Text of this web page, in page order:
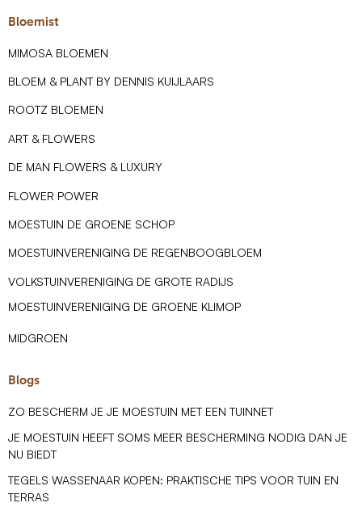
Bloemist
MIMOSA BLOEMEN
BLOEM & PLANT BY DENNIS KUIJLAARS
ROOTZ BLOEMEN
ART & FLOWERS
DE MAN FLOWERS & LUXURY
FLOWER POWER
MOESTUIN DE GROENE SCHOP
MOESTUINVERENIGING DE REGENBOOGBLOEM
VOLKSTUINVERENIGING DE GROTE RADIJS
MOESTUINVERENIGING DE GROENE KLIMOP
MIDGROEN
Blogs
ZO BESCHERM JE JE MOESTUIN MET EEN TUINNET
JE MOESTUIN HEEFT SOMS MEER BESCHERMING NODIG DAN JE
NU BIEDT
TEGELS WASSENAAR KOPEN: PRAKTISCHE TIPS VOOR TUIN EN
TERRAS